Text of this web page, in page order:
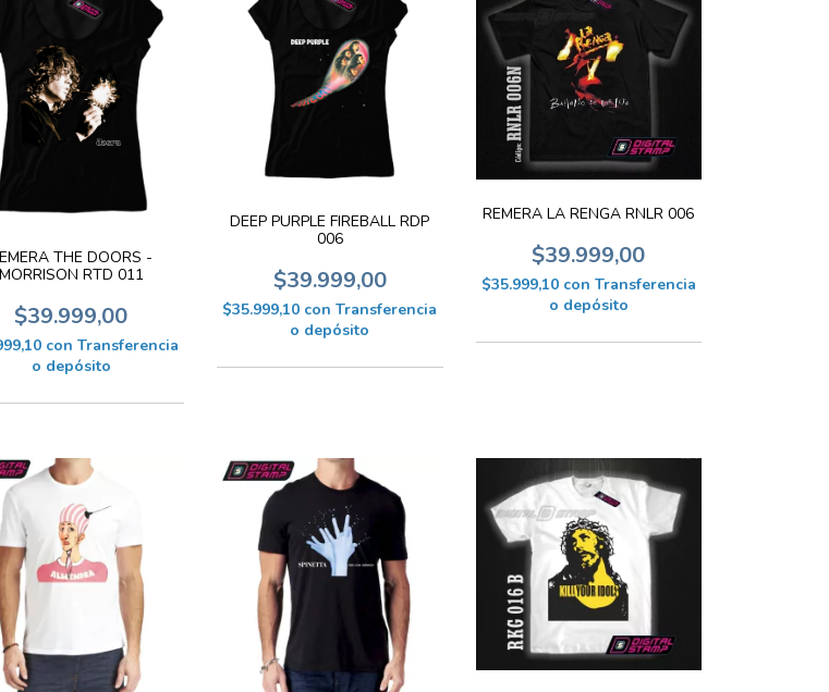
THE DOORS -
MORRISON RTD 011
$39.999,00
con Transferencia
o depósito
DEEP PURPLE FIREBALL RDP
006
$39.999,00
$35.999,10 con Transferencia
o depósito
REMERA LA RENGA RNLR 006
$39.999,00
$35.999,10 con Transferencia
o depósito